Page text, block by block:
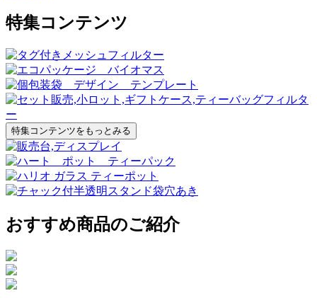
特集コンテンツ
特集コンテンツをもっとみる
おすすめ商品のご紹介